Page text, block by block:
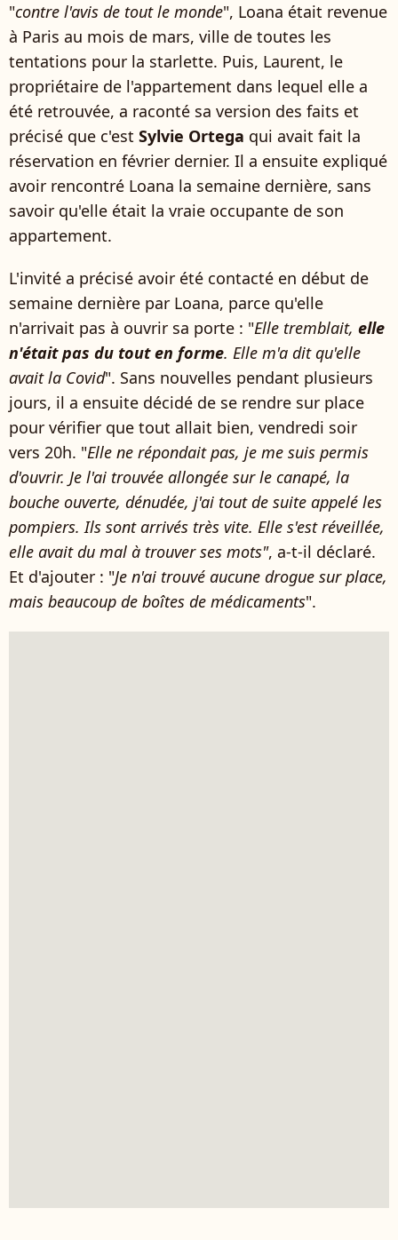
"contre l'avis de tout le monde", Loana était revenue
à Paris au mois de mars, ville de toutes les
tentations pour la starlette. Puis, Laurent, le
propriétaire de l'appartement dans lequel elle a
été retrouvée, a raconté sa version des faits et
précisé que c'est Sylvie Ortega qui avait fait la
réservation en février dernier. Il a ensuite expliqué
avoir rencontré Loana la semaine dernière, sans
savoir qu'elle était la vraie occupante de son
appartement.
L'invité a précisé avoir été contacté en début de
semaine dernière par Loana, parce qu'elle
n'arrivait pas à ouvrir sa porte : "Elle tremblait, elle
n'était pas du tout en forme. Elle m'a dit qu'elle
avait la Covid". Sans nouvelles pendant plusieurs
jours, il a ensuite décidé de se rendre sur place
pour vérifier que tout allait bien, vendredi soir
vers 20h. "Elle ne répondait pas, je me suis permis
d'ouvrir. Je l'ai trouvée allongée sur le canapé, la
bouche ouverte, dénudée, j'ai tout de suite appelé les
pompiers. Ils sont arrivés très vite. Elle s'est réveillée,
elle avait du mal à trouver ses mots", a-t-il déclaré.
Et d'ajouter : "Je n'ai trouvé aucune drogue sur place,
mais beaucoup de boîtes de médicaments".